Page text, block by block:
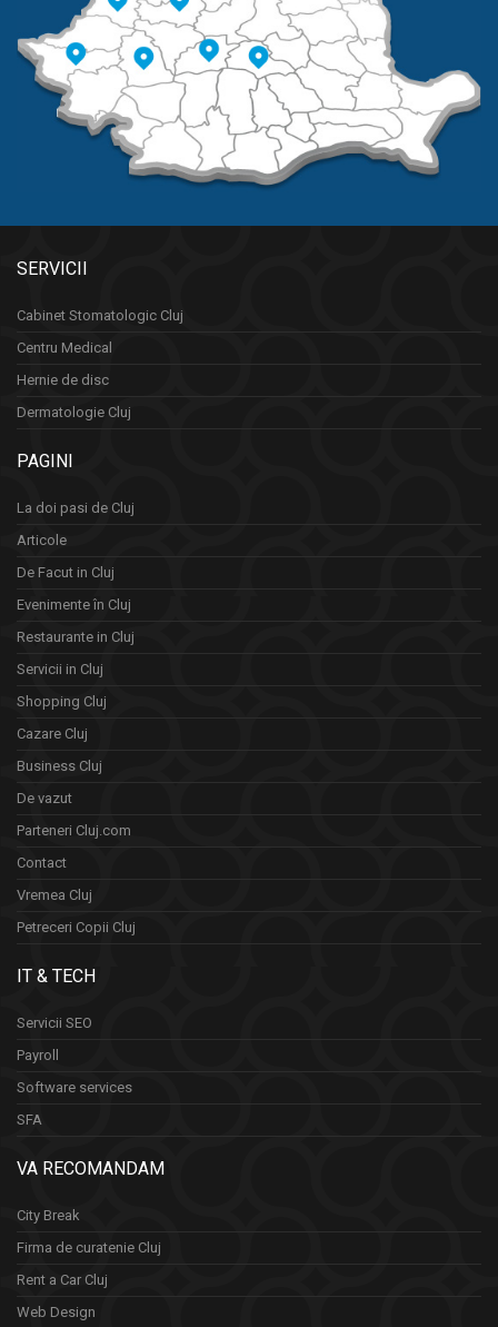
SERVICII
Cabinet Stomatologic Cluj
Centru Medical
Hernie de disc
Dermatologie Cluj
PAGINI
La doi pasi de Cluj
Articole
De Facut in Cluj
Evenimente în Cluj
Restaurante in Cluj
Servicii in Cluj
Shopping Cluj
Cazare Cluj
Business Cluj
De vazut
Parteneri Cluj.com
Contact
Vremea Cluj
Petreceri Copii Cluj
IT & TECH
Servicii SEO
Payroll
Software services
SFA
VA RECOMANDAM
City Break
Firma de curatenie Cluj
Rent a Car Cluj
Web Design